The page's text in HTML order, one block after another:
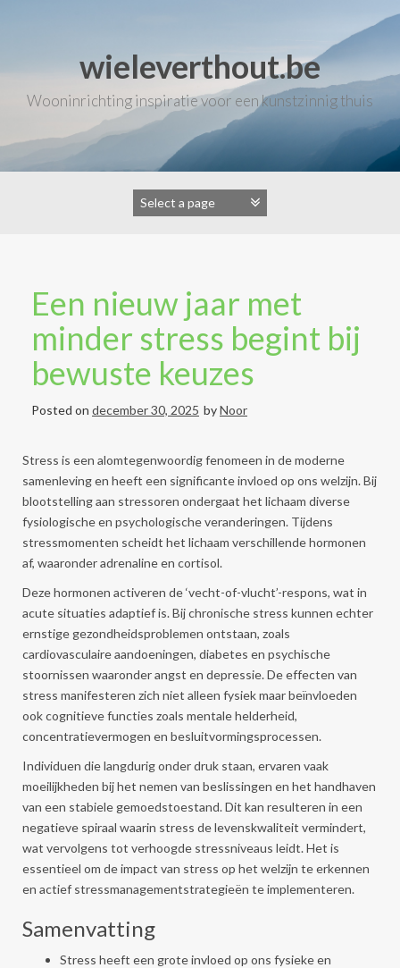
wieleverthout.be
Wooninrichting inspiratie voor een kunstzinnig thuis
Een nieuw jaar met
minder stress begint bij
bewuste keuzes
Posted on december 30, 2025 byNoor
Stress is een alomtegenwoordig fenomeen in de moderne
samenleving en heeft een significante invloed op ons welzijn. Bij
blootstelling aan stressoren ondergaat het lichaam diverse
fysiologische en psychologische veranderingen. Tijdens
stressmomenten scheidt het lichaam verschillende hormonen
af, waaronder adrenaline en cortisol.
Deze hormonen activeren de ‘vecht-of-vlucht’-respons, wat in
acute situaties adaptief is. Bij chronische stress kunnen echter
ernstige gezondheidsproblemen ontstaan, zoals
cardiovasculaire aandoeningen, diabetes en psychische
stoornissen waaronder angst en depressie. De effecten van
stress manifesteren zich niet alleen fysiek maar beïnvloeden
ook cognitieve functies zoals mentale helderheid,
concentratievermogen en besluitvormingsprocessen.
Individuen die langdurig onder druk staan, ervaren vaak
moeilijkheden bij het nemen van beslissingen en het handhaven
van een stabiele gemoedstoestand. Dit kan resulteren in een
negatieve spiraal waarin stress de levenskwaliteit vermindert,
wat vervolgens tot verhoogde stressniveaus leidt. Het is
essentieel om de impact van stress op het welzijn te erkennen
en actief stressmanagementstrategieën te implementeren.
Samenvatting
Stress heeft een grote invloed op ons fysieke en